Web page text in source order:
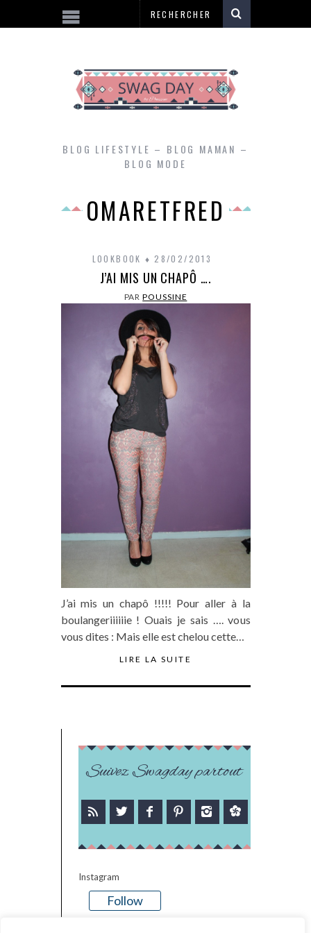
BLOG LIFESTYLE – BLOG MAMAN –
BLOG MODE
OMARETFRED
LOOKBOOK 28/02/2013
J’AI MIS UN CHAPÔ ….
PARPOUSSINE
J’ai mis un chapô !!!!! Pour aller à la
boulangeriiiiiie ! Ouais je sais …. vous
vous dites : Mais elle est chelou cette…
LIRE LA SUITE
Suivez Swagday partout
Instagram
Follow